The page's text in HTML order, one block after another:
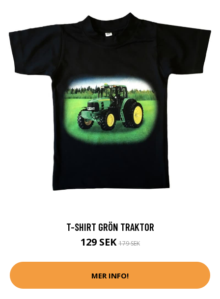
T-SHIRT GRÖN TRAKTOR
129 SEK179 SEK
MER INFO!